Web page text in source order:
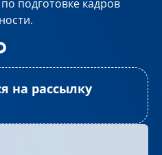
подготовке кадров
на рассылку